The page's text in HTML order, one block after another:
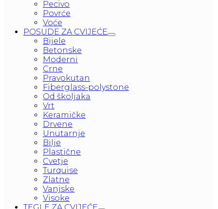
Pecivo
Povrće
Voće
POSUDE ZA CVIJEĆE
Bijele
Betonske
Moderni
Crne
Pravokutan
Fiberglass-polystone
Od školjaka
Vrt
Keramičke
Drvene
Unutarnje
Bilje
Plastične
Cvetje
Turquise
Zlatne
Vanjske
Visoke